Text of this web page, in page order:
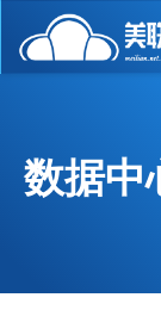
数据中